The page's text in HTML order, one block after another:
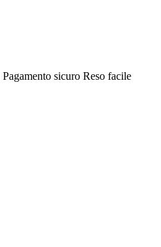
Pagamento sicuro Reso facile